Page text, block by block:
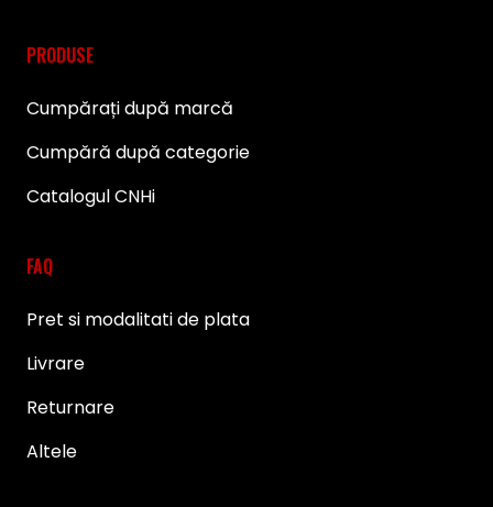
PRODUSE
Cumpărați după marcă
Cumpără după categorie
Catalogul CNHi
FAQ
Pret si modalitati de plata
Livrare
Returnare
Altele